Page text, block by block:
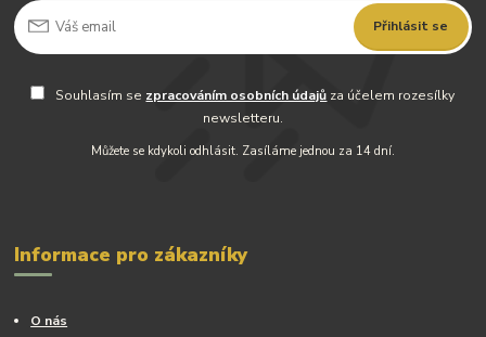
Přihlásit se
Souhlasím se zpracováním osobních údajů za účelem rozesílky
newsletteru.
Můžete se kdykoli odhlásit. Zasíláme jednou za 14 dní.
Informace pro zákazníky
O nás